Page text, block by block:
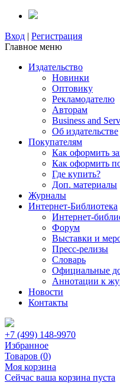
Вход | Регистрация
Главное меню
Издательство
Новинки
Оптовику
Рекламодателю
Авторам
Business and
Об издательстве
Покупателям
Как оформить
Как оформить
Где купить?
Доп. материалы
Журналы
Интернет-Библиотека
Интернет-
Форум
Выставки и
Пресс-релизы
Словарь
Официальные
Аннотации к
Новости
Контакты
+7 (499) 148-9970
Избранное
Товаров (0)
Моя корзина
Сейчас ваша корзина пуста